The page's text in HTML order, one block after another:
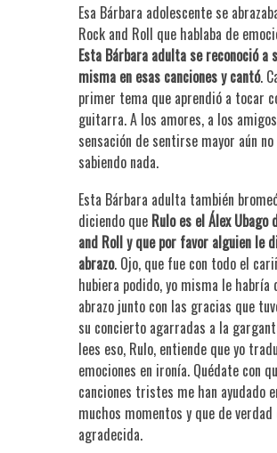
Esa Bárbara adolescente se
Rock and Roll que hablaba de
Esta Bárbara adulta se reconoció a
misma en esas canciones y cantó.
primer tema que aprendió a tocar
guitarra. A los amores, a los
sensación de sentirse mayor aún no
sabiendo nada.
Esta Bárbara adulta también
diciendo que Rulo es el Álex Ubago
and Roll y que por favor alguien le
abrazo. Ojo, que fue con todo el
hubiera podido, yo misma le habría
abrazo junto con las gracias que
su concierto agarradas a la
lees eso, Rulo, entiende que yo
emociones en ironía. Quédate con
canciones tristes me han ayudado
muchos momentos y que de verdad
agradecida.